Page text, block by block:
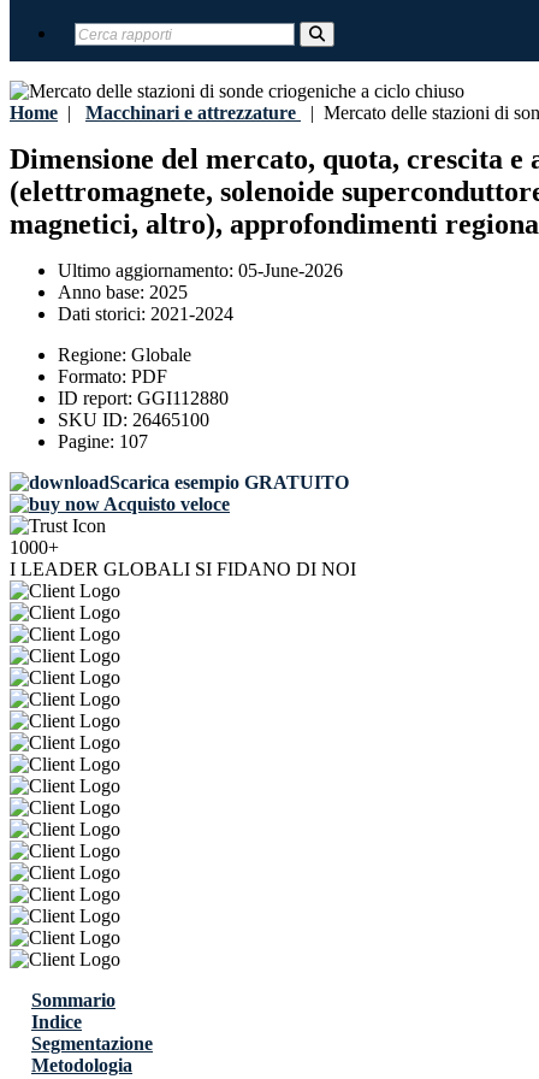
Home | Macchinari e attrezzature | Mercato delle stazioni di
Dimensione del mercato, quota, crescita
(elettromagnete, solenoide
magnetici, altro), approfondimenti
Ultimo aggiornamento: 05-June-2026
Anno base: 2025
Dati storici: 2021-2024
Regione: Globale
Formato: PDF
ID report: GGI112880
SKU ID: 26465100
Pagine: 107
Scarica esempio GRATUITO
Acquisto veloce
1000+
I LEADER GLOBALI SI FIDANO DI NOI
Sommario
Indice
Segmentazione
Metodologia